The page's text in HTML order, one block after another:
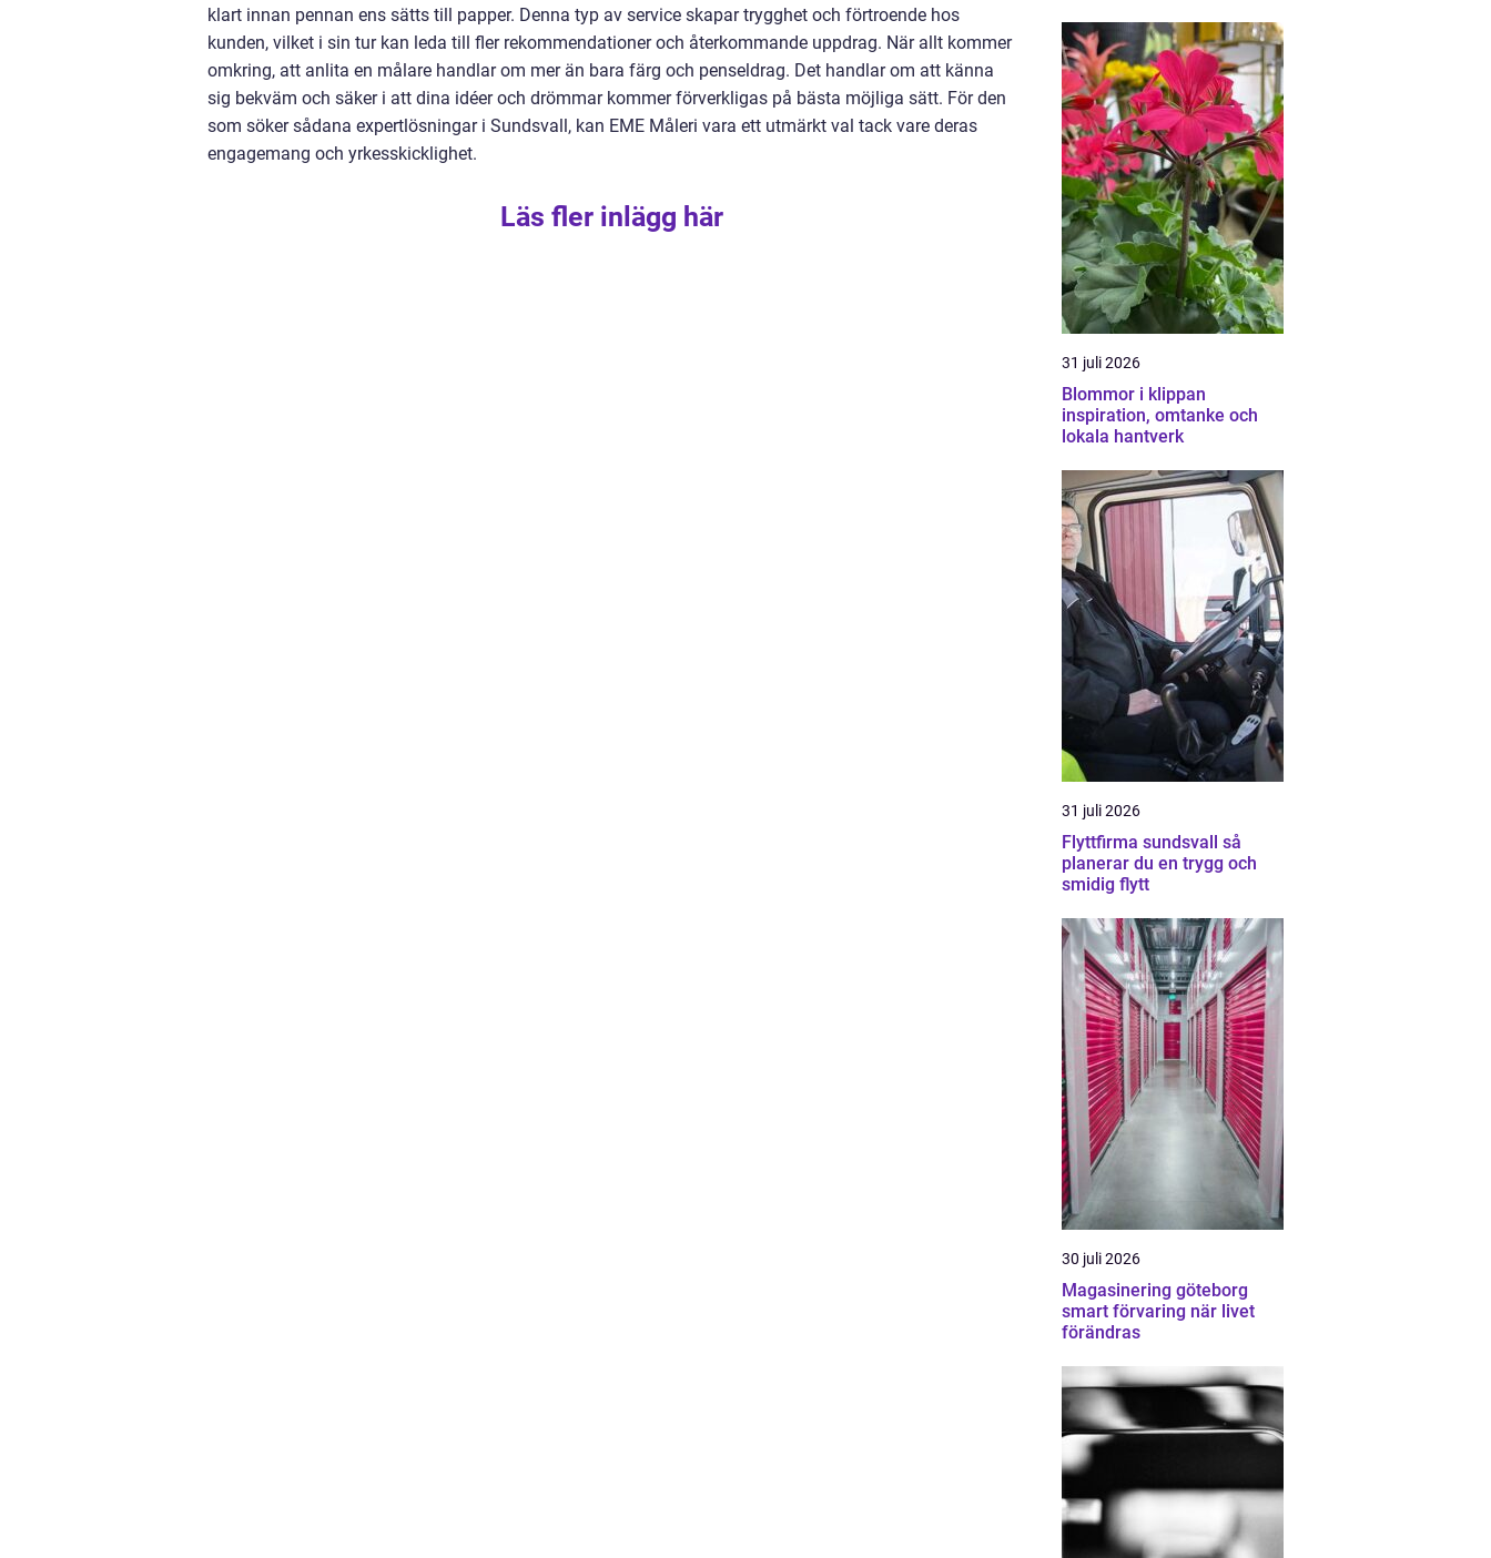
klart innan pennan ens sätts till papper. Denna typ av service skapar trygghet och förtroende hos
kunden, vilket i sin tur kan leda till fler rekommendationer och återkommande uppdrag. När allt kommer
omkring, att anlita en målare handlar om mer än bara färg och penseldrag. Det handlar om att känna
sig bekväm och säker i att dina idéer och drömmar kommer förverkligas på bästa möjliga sätt. För den
som söker sådana expertlösningar i Sundsvall, kan EME Måleri vara ett utmärkt val tack vare deras
engagemang och yrkesskicklighet.
Läs fler inlägg här
31 juli 2026
Blommor i klippan
inspiration, omtanke och
lokala hantverk
31 juli 2026
Flyttfirma sundsvall så
planerar du en trygg och
smidig flytt
30 juli 2026
Magasinering göteborg
smart förvaring när livet
förändras